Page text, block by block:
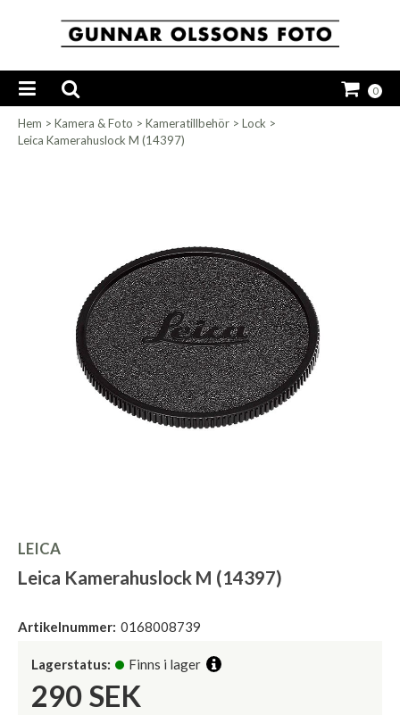
0
Hem > Kamera & Foto > Kameratillbehör > Lock >
Leica Kamerahuslock M (14397)
LEICA
Leica Kamerahuslock M (14397)
Artikelnummer: 0168008739
Lagerstatus: Finns i lager
290 SEK